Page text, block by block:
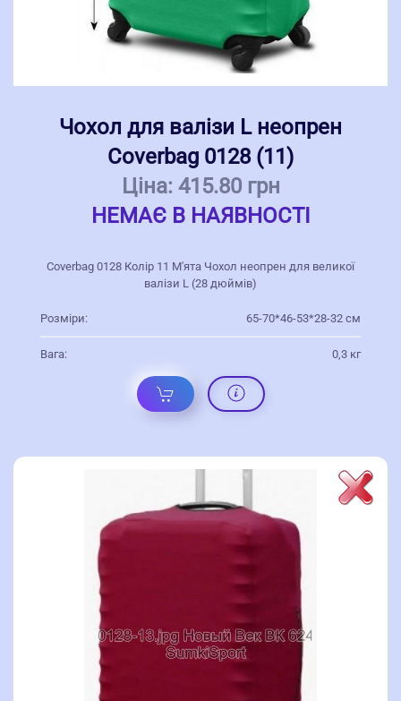
Чохол для валізи L неопрен
Coverbag 0128 (11)
Ціна: 415.80 грн
НЕМАЄ В НАЯВНОСТІ
Coverbag 0128 Колір 11 М'ята Чохол неопрен для великої
валізи L (28 дюймів)
Розміри: 65-70*46-53*28-32 см
Вага: 0,3 кг